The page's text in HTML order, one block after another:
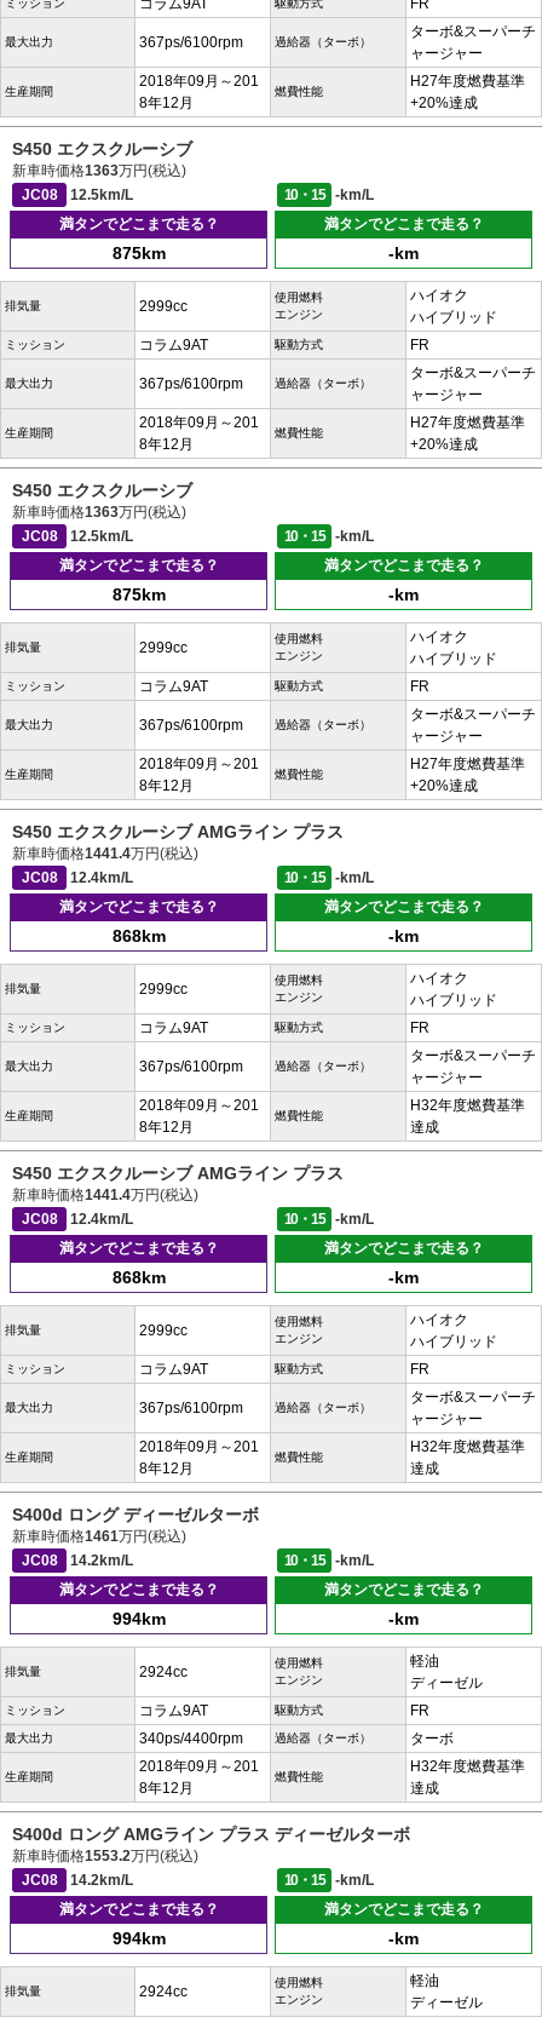
ミッション コラム9AT 駆動方式 FR
最大出力 367ps/6100rpm 過給器（ターボ）
ターボ&スーパーチ
ャージャー
生産期間
2018年09月～201
8年12月
燃費性能
H27年度燃費基準
+20%達成
S450 エクスクルーシブ
新車時価格1363万円(税込)
JC08
12.5km/L 10・15
-km/L
満タンでどこまで走る？
875km
満タンでどこまで走る？
-km
排気量 2999cc
使用燃料
エンジン
ハイオク
ハイブリッド
ミッション コラム9AT 駆動方式 FR
最大出力 367ps/6100rpm 過給器（ターボ）
ターボ&スーパーチ
ャージャー
生産期間
2018年09月～201
8年12月
燃費性能
H27年度燃費基準
+20%達成
S450 エクスクルーシブ
新車時価格1363万円(税込)
JC08
12.5km/L 10・15
-km/L
満タンでどこまで走る？
875km
満タンでどこまで走る？
-km
排気量 2999cc
使用燃料
エンジン
ハイオク
ハイブリッド
ミッション コラム9AT 駆動方式 FR
最大出力 367ps/6100rpm 過給器（ターボ）
ターボ&スーパーチ
ャージャー
生産期間
2018年09月～201
8年12月
燃費性能
H27年度燃費基準
+20%達成
S450 エクスクルーシブ AMGライン プラス
新車時価格1441.4万円(税込)
JC08
12.4km/L 10・15
-km/L
満タンでどこまで走る？
868km
満タンでどこまで走る？
-km
排気量 2999cc
使用燃料
エンジン
ハイオク
ハイブリッド
ミッション コラム9AT 駆動方式 FR
最大出力 367ps/6100rpm 過給器（ターボ）
ターボ&スーパーチ
ャージャー
生産期間
2018年09月～201
8年12月
燃費性能
H32年度燃費基準
達成
S450 エクスクルーシブ AMGライン プラス
新車時価格1441.4万円(税込)
JC08
12.4km/L 10・15
-km/L
満タンでどこまで走る？
868km
満タンでどこまで走る？
-km
排気量 2999cc
使用燃料
エンジン
ハイオク
ハイブリッド
ミッション コラム9AT 駆動方式 FR
最大出力 367ps/6100rpm 過給器（ターボ）
ターボ&スーパーチ
ャージャー
生産期間
2018年09月～201
8年12月
燃費性能
H32年度燃費基準
達成
S400d ロング ディーゼルターボ
新車時価格1461万円(税込)
JC08
14.2km/L 10・15
-km/L
満タンでどこまで走る？
994km
満タンでどこまで走る？
-km
排気量 2924cc
使用燃料
エンジン
軽油
ディーゼル
ミッション コラム9AT 駆動方式 FR
最大出力 340ps/4400rpm 過給器（ターボ） ターボ
生産期間
2018年09月～201
8年12月
燃費性能
H32年度燃費基準
達成
S400d ロング AMGライン プラス ディーゼルターボ
新車時価格1553.2万円(税込)
JC08
14.2km/L 10・15
-km/L
満タンでどこまで走る？
994km
満タンでどこまで走る？
-km
排気量 2924cc
使用燃料
エンジン
軽油
ディーゼル